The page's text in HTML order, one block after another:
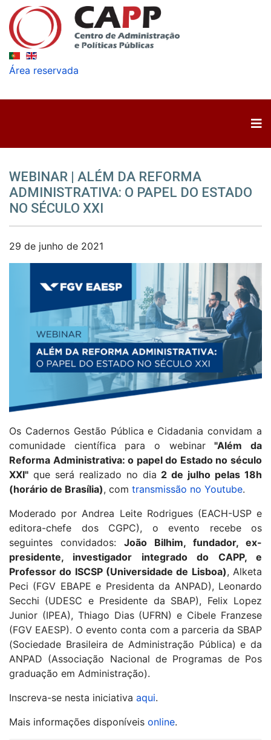
Área reservada
WEBINAR | ALÉM DA REFORMA
ADMINISTRATIVA: O PAPEL DO ESTADO
NO SÉCULO XXI
29 de junho de 2021
Os Cadernos Gestão Pública e Cidadania convidam a
comunidade científica para o webinar"Além da
Reforma Administrativa: o papel do Estado no século
XXI" que será realizado no dia 2 de julho pelas 18h
(horário de Brasília), com transmissão no Youtube.
Moderado por Andrea Leite Rodrigues (EACH-USP e
editora-chefe dos CGPC), o evento recebe os
seguintes convidados: João Bilhim, fundador, ex-
presidente, investigador integrado do CAPP, e
Professor do ISCSP (Universidade de Lisboa), Alketa
Peci (FGV EBAPE e Presidenta da ANPAD), Leonardo
Secchi (UDESC e Presidente da SBAP), Felix Lopez
Junior (IPEA), Thiago Dias (UFRN) e Cibele Franzese
(FGV EAESP). O evento conta com a parceria da SBAP
(Sociedade Brasileira de Administração Pública) e da
ANPAD (Associação Nacional de Programas de Pos
graduação em Administração).
Inscreva-se nesta iniciativa aqui.
Mais informações disponíveis online.